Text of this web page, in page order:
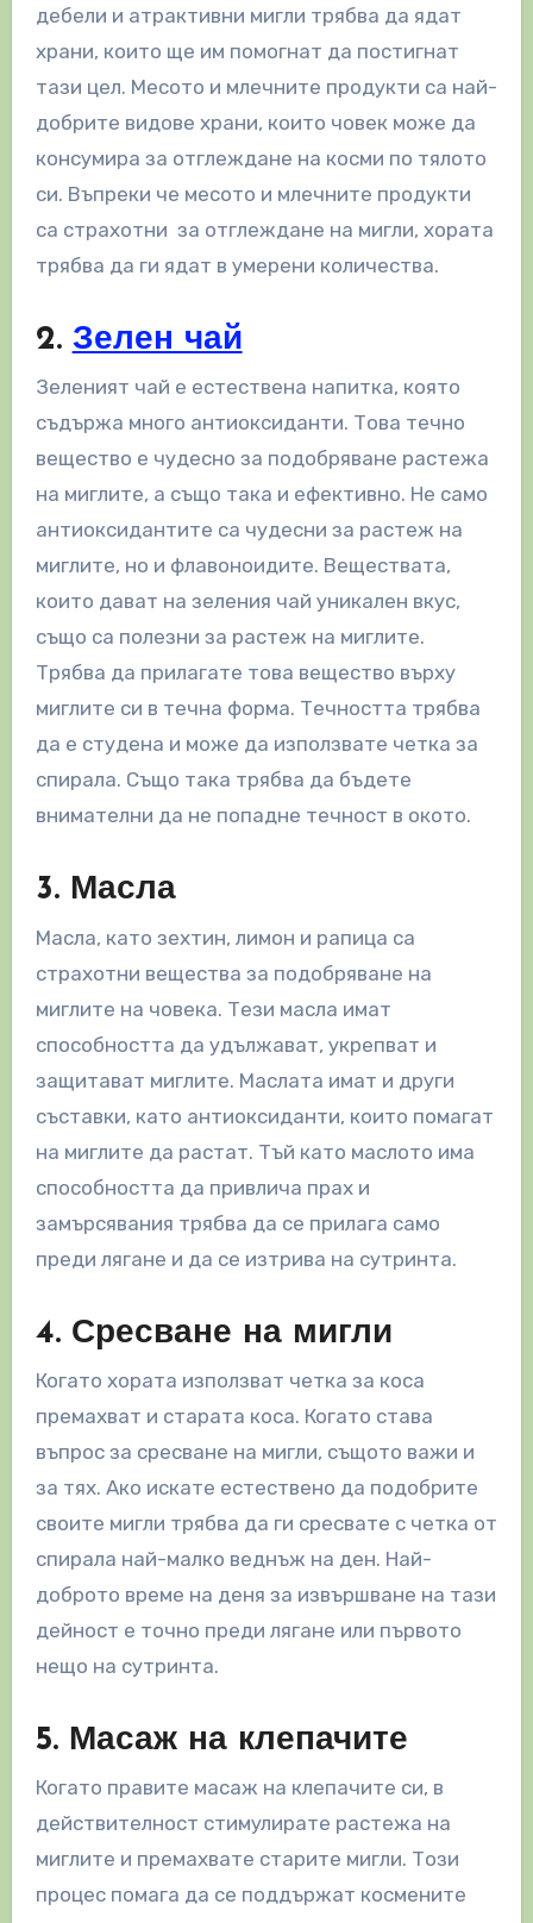
дебели и атрактивни мигли трябва да ядат
храни, които ще им помогнат да постигнат
тази цел. Месото и млечните продукти са най-
добрите видове храни, които човек може да
консумира за отглеждане на косми по тялото
си. Въпреки че месото и млечните продукти
са страхотни за отглеждане на мигли, хората
трябва да ги ядат в умерени количества.
2. Зелен чай
Зеленият чай е естествена напитка, която
съдържа много антиоксиданти. Това течно
вещество е чудесно за подобряване растежа
на миглите, а също така и ефективно. Не само
антиоксидантите са чудесни за растеж на
миглите, но и флавоноидите. Веществата,
които дават на зеления чай уникален вкус,
също са полезни за растеж на миглите.
Трябва да прилагате това вещество върху
миглите си в течна форма. Течността трябва
да е студена и може да използвате четка за
спирала. Също така трябва да бъдете
внимателни да не попадне течност в окото.
3. Масла
Масла, като зехтин, лимон и рапица са
страхотни вещества за подобряване на
миглите на човека. Тези масла имат
способността да удължават, укрепват и
защитават миглите. Маслата имат и други
съставки, като антиоксиданти, които помагат
на миглите да растат. Тъй като маслото има
способността да привлича прах и
замърсявания трябва да се прилага само
преди лягане и да се изтрива на сутринта.
4. Сресване на мигли
Когато хората използват четка за коса
премахват и старата коса. Когато става
въпрос за сресване на мигли, същото важи и
за тях. Ако искате естествено да подобрите
своите мигли трябва да ги сресвате с четка от
спирала най-малко веднъж на ден. Най-
доброто време на деня за извършване на тази
дейност е точно преди лягане или първото
нещо на сутринта.
5. Масаж на клепачите
Когато правите масаж на клепачите си, в
действителност стимулирате растежа на
миглите и премахвате старите мигли. Този
процес помага да се поддържат космените